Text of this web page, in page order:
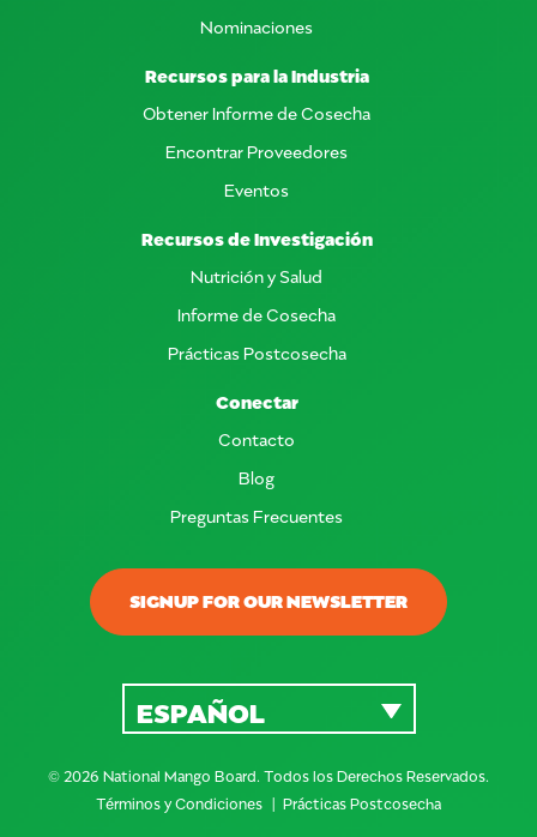
SIGNUP FOR OUR NEWSLETTER
Nominaciones
Recursos para la Industria
Obtener Informe de Cosecha
Encontrar Proveedores
Eventos
Recursos de Investigación
Nutrición y Salud
Informe de Cosecha
Prácticas Postcosecha
Conectar
Contacto
Blog
Preguntas Frecuentes
© 2026 National Mango Board. Todos los Derechos Reservados.
Términos y Condiciones
Prácticas Postcosecha
ESPAÑOL